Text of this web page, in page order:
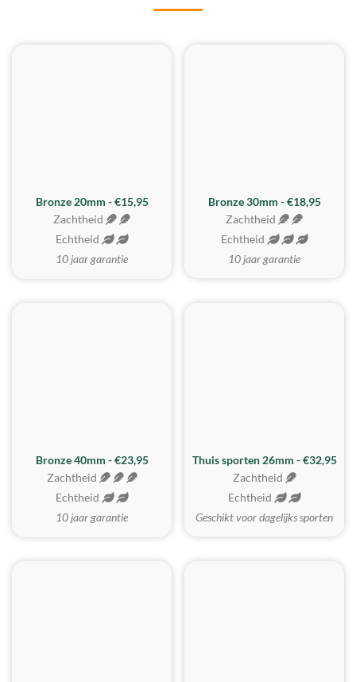
Bronze 20mm - €15,95
Zachtheid
Echtheid
10 jaar garantie
BESTE KOOP
Bronze 30mm - €18,95
Zachtheid
Echtheid
10 jaar garantie
Bronze 40mm - €23,95
Zachtheid
Echtheid
10 jaar garantie
Thuis sporten 26mm - €32,95
Zachtheid
Echtheid
Geschikt voor dagelijks sporten